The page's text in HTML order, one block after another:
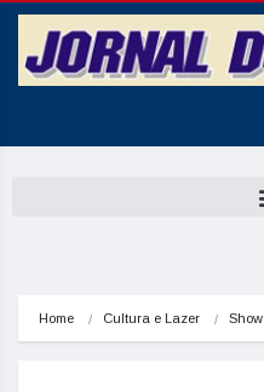
Home Cultura e Lazer Show